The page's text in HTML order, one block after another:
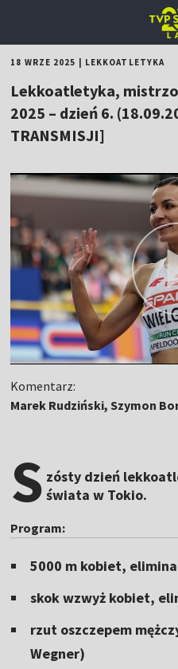
18 WRZE 2025 LEKKOATLETYKA
Lekkoatletyka,
2025 – dzień 6.
TRANSMISJI]
Komentarz:
Marek Rudziński, Szymon
S zósty dzień
świata w Tokio.
Program:
5000 m kobiet,
skok wzwyż kobiet,
rzut oszczepem
Wegner)